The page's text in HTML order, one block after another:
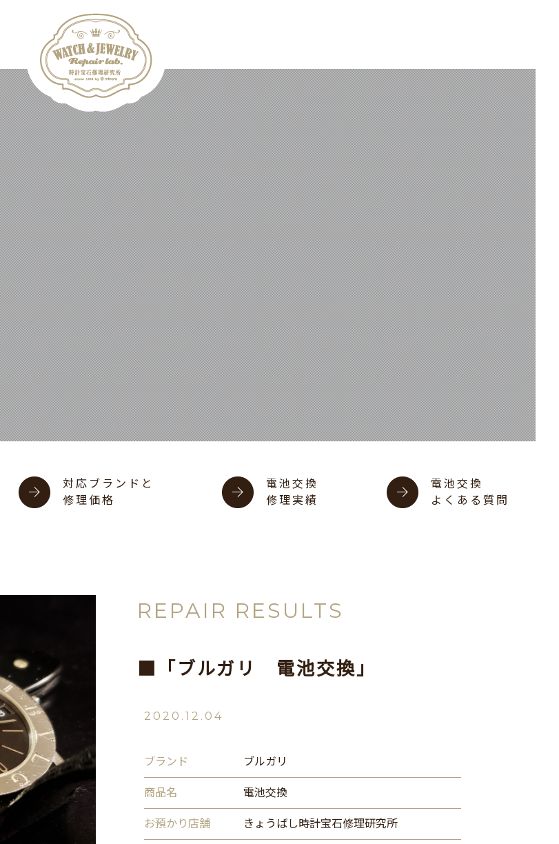
対応ブランドと
修理価格
電池交換
修理実績
電池交換
よくある質問
REPAIR RESULTS
■「ブルガリ 電池交換」
2020.12.04
ブランド ブルガリ
商品名 電池交換
お預かり店舗 きょうばし時計宝石修理研究所